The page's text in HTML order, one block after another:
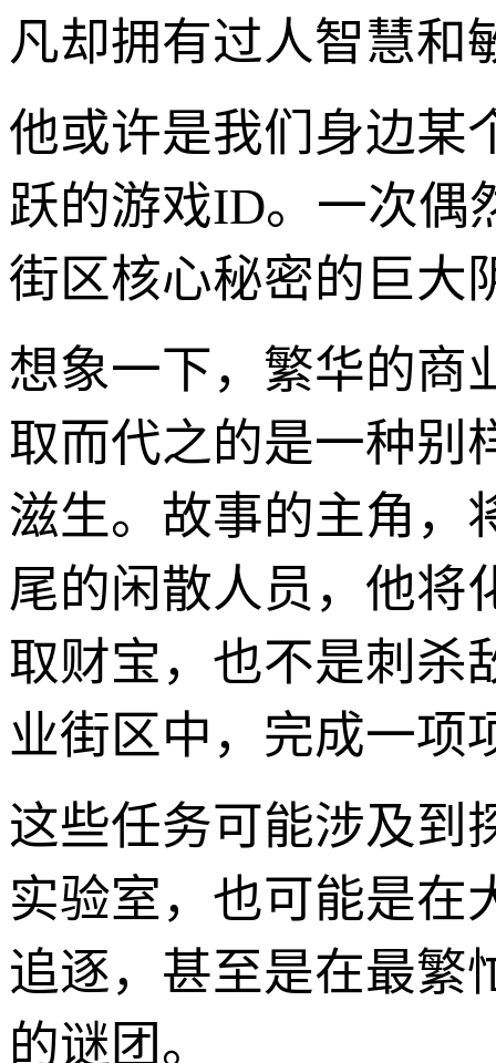
凡却拥有过人智慧和
他或许是我们身边某
跃的游戏ID。一次偶
街区核心秘密的巨大
想象一下，繁华的商
取而代之的是一种别
滋生。故事的主角，
尾的闲散人员，他将
取财宝，也不是刺杀
业街区中，完成一项
这些任务可能涉及到
实验室，也可能是在
追逐，甚至是在最繁
的谜团。